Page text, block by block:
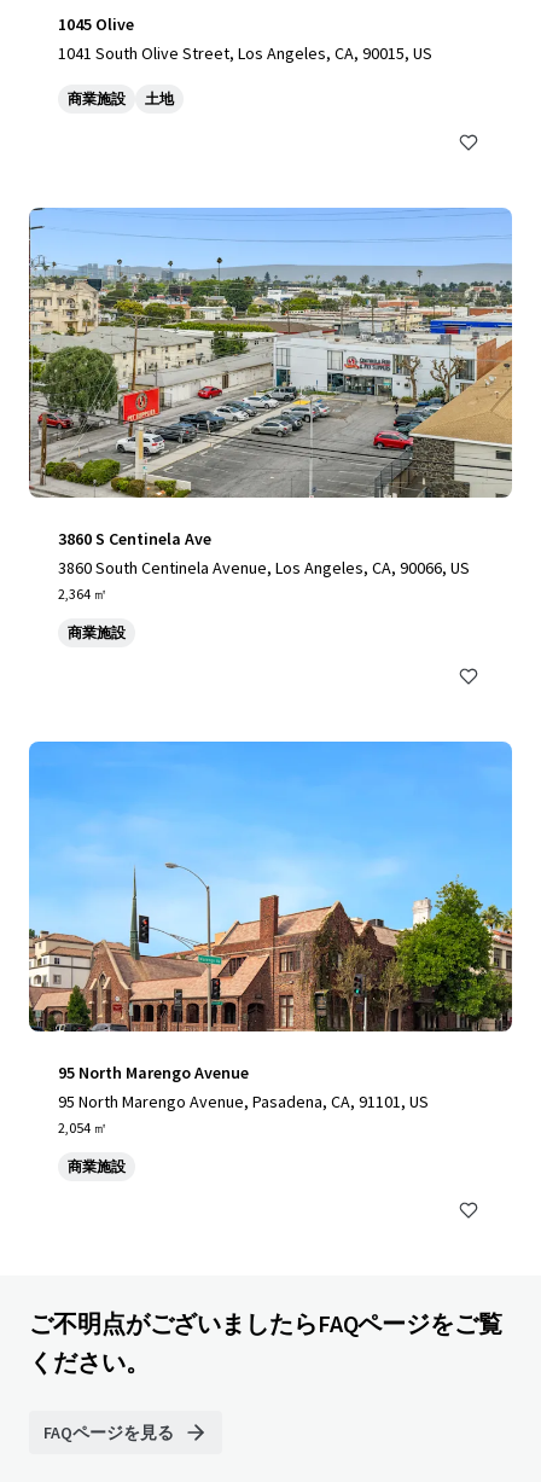
1045 Olive
1041 South Olive Street, Los Angeles, CA, 90015, US
商業施設 土地
3860 S Centinela Ave
3860 South Centinela Avenue, Los Angeles, CA, 90066, US
2,364 ㎡
商業施設
95 North Marengo Avenue
95 North Marengo Avenue, Pasadena, CA, 91101, US
2,054 ㎡
商業施設
ご不明点がございましたらFAQページをご覧
ください。
FAQページを見る